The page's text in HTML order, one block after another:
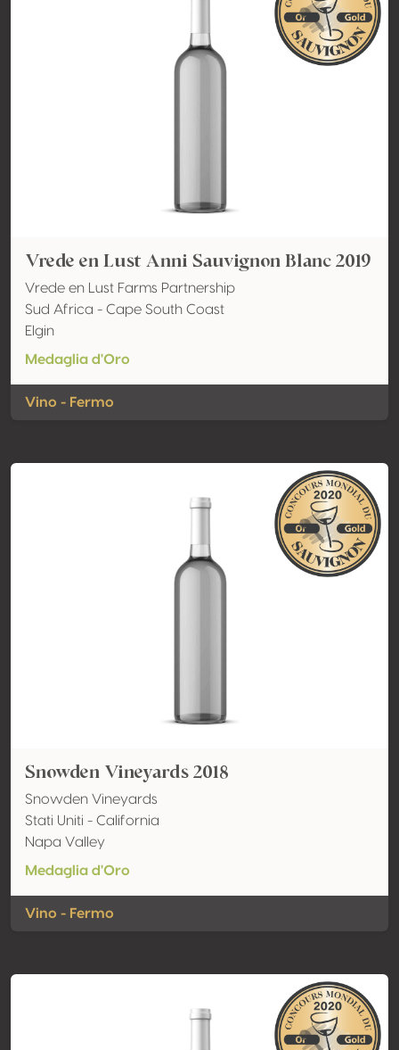
Vrede en Lust Anni Sauvignon Blanc 2019
Vrede en Lust Farms Partnership
Sud Africa - Cape South Coast
Elgin
Medaglia d'Oro
Vino - Fermo
Snowden Vineyards 2018
Snowden Vineyards
Stati Uniti - California
Napa Valley
Medaglia d'Oro
Vino - Fermo